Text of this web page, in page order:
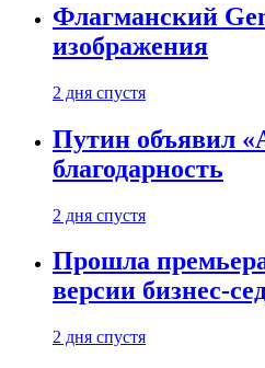
Флагманский
изображения
2 дня спустя
Путин объявил
благодарность
2 дня спустя
Прошла
версии бизнес-
2 дня спустя